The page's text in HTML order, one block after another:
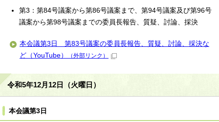
第3：第84号議案から第86号議案まで、第94号議案及び第96号
議案から第98号議案までの委員長報告、質疑、討論、採決
本会議第3日 第83号議案の委員長報告、質疑、討論、採決な
ど（YouTube）
（外部リンク）
令和5年12月12日（火曜日）
本会議第3日